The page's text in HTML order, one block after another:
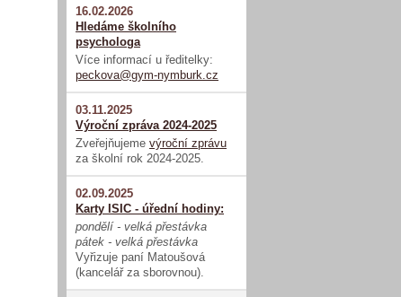
16.02.2026
Hledáme školního
psychologa
Více informací u ředitelky:
peckova@gym-nymburk.cz
03.11.2025
Výroční zpráva 2024-2025
Zveřejňujeme výroční zprávu
za školní rok 2024-2025.
02.09.2025
Karty ISIC - úřední hodiny:
pondělí - velká přestávka
pátek - velká přestávka
Vyřizuje paní Matoušová
(kancelář za sborovnou).